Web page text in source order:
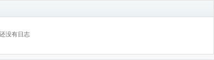
没有日志